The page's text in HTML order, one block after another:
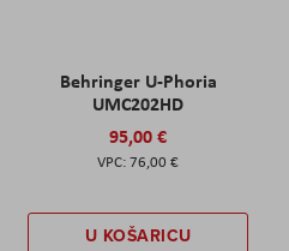
Behringer U-Phoria
UMC202HD
95,00 €
76,00 €
U KOŠARICU